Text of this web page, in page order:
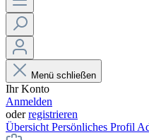
Menü schließen
Ihr Konto
Anmelden
oderregistrieren
Übersicht Persönliches Profil